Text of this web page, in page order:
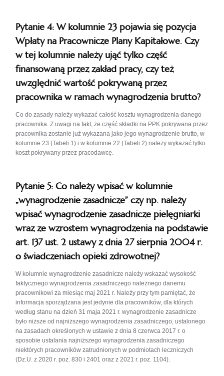
Pytanie 4: W kolumnie 23 pojawia się pozycja
Wpłaty na Pracownicze Plany Kapitałowe. Czy
w tej kolumnie należy ująć tylko część
finansowaną przez zakład pracy, czy też
uwzględnić wartość pokrywaną przez
pracownika w ramach wynagrodzenia brutto?
Co do zasady należy wykazać całość kosztu wynagrodzenia danego
pracownika. Z uwagi na fakt, że część składki na PPK pokrywana przez
pracownika zostanie już wykazana jako jego wynagrodzenie brutto, w
kolumnie 23 (Tabeli 1) i w kolumnie 22 (Tabeli 2) należy wykazać tylko
koszt pokrywany przez pracodawcę.
Pytanie 5: Co należy wpisać w kolumnie
„wynagrodzenie zasadnicze” czy np. należy
wpisać wynagrodzenie zasadnicze pielęgniarki
wraz ze wzrostem wynagrodzenia na podstawie
art. 137 ust. 2 ustawy z dnia 27 sierpnia 2004 r.
o świadczeniach opieki zdrowotnej?
W kolumnie wynagrodzenie zasadnicze należy wskazać wysokość
faktycznego wynagrodzenia zasadniczego należnego danemu
pracownikowi za miesiąc maj 2021 r. Należy przy tym pamiętać, że
informacja sporządzana jest jedynie dla pracowników, dla których
według stanu na dzień 31 maja 2021 r. wynagrodzenie zasadnicze
było niższe od najniższego wynagrodzenia zasadniczego, ustalonego
na zasadach określonych w ustawie z dnia 8 czerwca 2017 r. o
sposobie ustalania najniższego wynagrodzenia zasadniczego
niektórych pracowników zatrudnionych w podmiotach leczniczych
(Dz.U. z 2020 r. poz. 830 i 2401 oraz z 2021 r. poz. 1104).